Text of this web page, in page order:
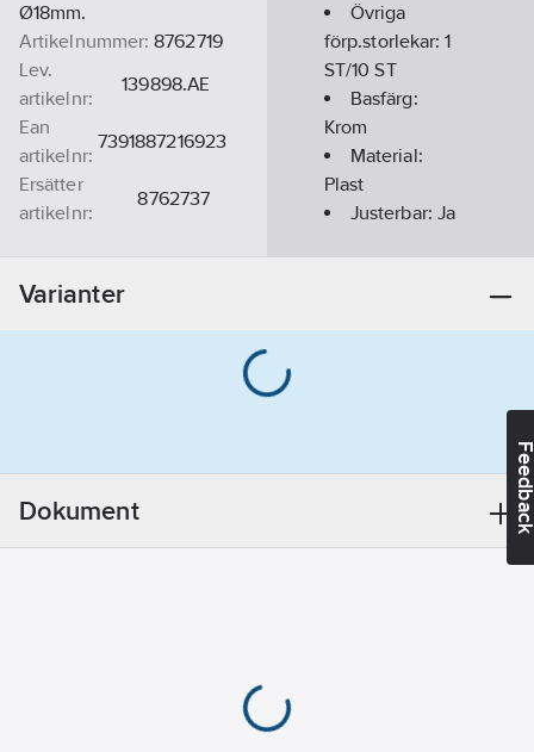
Ø18mm.
Artikelnummer: 8762719
Lev.
artikelnr:
139898.AE
Ean
artikelnr:
7391887216923
Ersätter
artikelnr:
8762737
Övriga
förp.storlekar:1
ST/10 ST
Basfärg:
Krom
Material:
Plast
Justerbar: Ja
Dold
För
duschstångsdiameter:
REACH -
Varianter
Dokument